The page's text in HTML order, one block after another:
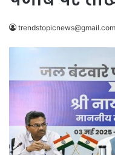
trendstopicnews@gmail.com